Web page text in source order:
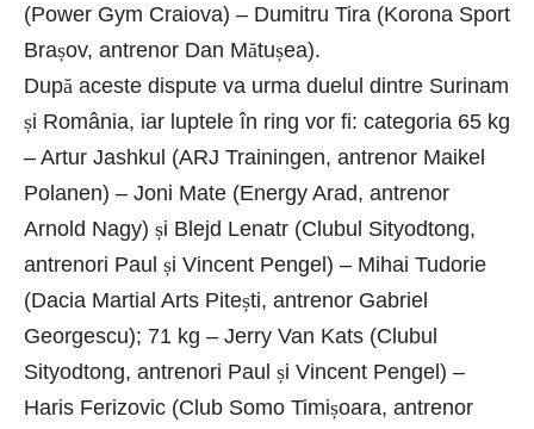
(Power Gym Craiova) – Dumitru Tira (Korona Sport
Brașov, antrenor Dan Mătușea).
După aceste dispute va urma duelul dintre Surinam
și România, iar luptele în ring vor fi: categoria 65 kg
– Artur Jashkul (ARJ Trainingen, antrenor Maikel
Polanen) – Joni Mate (Energy Arad, antrenor
Arnold Nagy) și Blejd Lenatr (Clubul Sityodtong,
antrenori Paul și Vincent Pengel) – Mihai Tudorie
(Dacia Martial Arts Pitești, antrenor Gabriel
Georgescu); 71 kg – Jerry Van Kats (Clubul
Sityodtong, antrenori Paul și Vincent Pengel) –
Haris Ferizovic (Club Somo Timișoara, antrenor